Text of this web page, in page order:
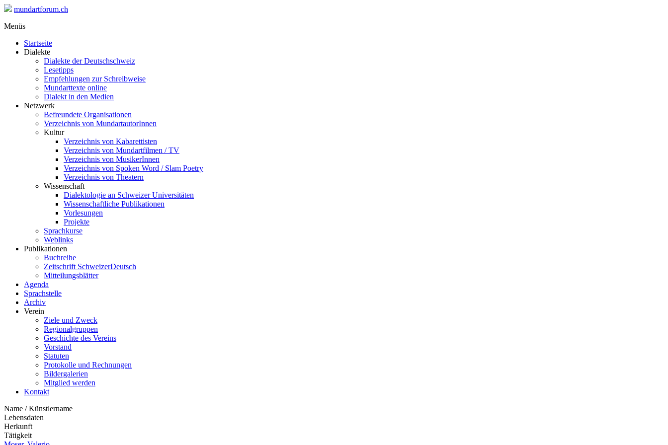
mundartforum.ch
Menüs
Startseite
Dialekte
Dialekte der Deutschschweiz
Lesetipps
Empfehlungen zur Schreibweise
Mundarttexte online
Dialekt in den Medien
Netzwerk
Befreundete Organisationen
Verzeichnis von MundartautorInnen
Kultur
Verzeichnis von Kabarettisten
Verzeichnis von Mundartfilmen / TV
Verzeichnis von MusikerInnen
Verzeichnis von Spoken Word / Slam Poetry
Verzeichnis von Theatern
Wissenschaft
Dialektologie an Schweizer Universitäten
Wissenschaftliche Publikationen
Vorlesungen
Projekte
Sprachkurse
Weblinks
Publikationen
Buchreihe
Zeitschrift SchweizerDeutsch
Mitteilungsblätter
Agenda
Sprachstelle
Archiv
Verein
Ziele und Zweck
Regionalgruppen
Geschichte des Vereins
Vorstand
Statuten
Protokolle und Rechnungen
Bildergalerien
Mitglied werden
Kontakt
Name / Künstlername
Lebensdaten
Herkunft
Tätigkeit